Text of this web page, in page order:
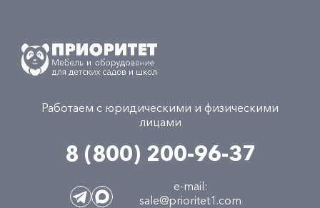
Работаем с юридическими и физическими
лицами
8 (800) 200-96-37
e-mail:
sale@prioritet1.com